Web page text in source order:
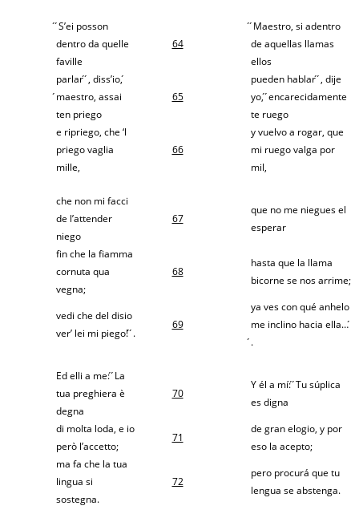
́ ́S’ei posson
dentro da quelle
faville
64
́ ́Maestro, si adentro
de aquellas llamas
ellos
parlar ́ ́, diss’io, ́
́maestro, assai
ten priego
65
pueden hablar ́ ́, dije
yo, ́ ́encarecidamente
te ruego
e ripriego, che ‘l
priego vaglia
mille,
66
y vuelvo a rogar, que
mi ruego valga por
mil,
che non mi facci
de l’attender
niego
67
que no me niegues el
esperar
fin che la fiamma
cornuta qua
vegna;
68
hasta que la llama
bicorne se nos arrime;
vedi che del disio
ver’ lei mi piego! ́ ́.
69
ya ves con qué anhelo
me inclino hacia ella… ́
́.
Ed elli a me: ́ ́La
tua preghiera è
degna
70
Y él a mí: ́ ́Tu súplica
es digna
di molta loda, e io
però l’accetto;
71
de gran elogio, y por
eso la acepto;
ma fa che la tua
lingua si
sostegna.
72
pero procurá que tu
lengua se abstenga.